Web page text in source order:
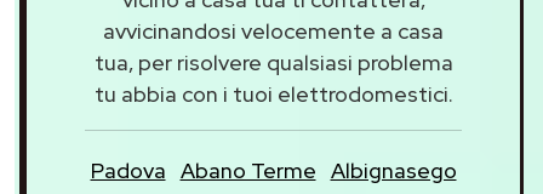
avvicinandosi velocemente a casa
tua, per risolvere qualsiasi problema
tu abbia con i tuoi elettrodomestici.
Padova Abano Terme Albignasego